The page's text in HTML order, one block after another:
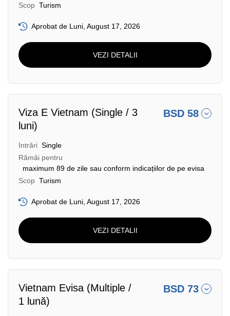
Scop Turism
Aprobat de Luni, August 17, 2026
VEZI DETALII
Viza E Vietnam (Single / 3
luni)
BSD 58
Intrări Single
Rămâi pentru
maximum 89 de zile sau conform indicațiilor de pe evisa
Scop Turism
Aprobat de Luni, August 17, 2026
VEZI DETALII
Vietnam Evisa (Multiple /
1 lună)
BSD 73